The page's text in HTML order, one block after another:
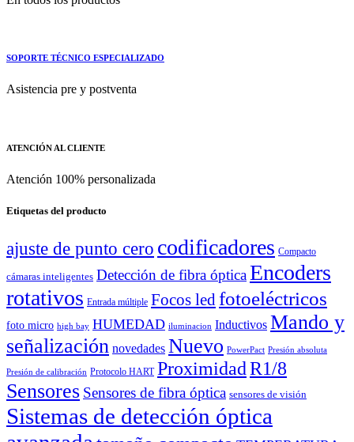
SOPORTE TÉCNICO ESPECIALIZADO
Asistencia pre y postventa
ATENCIÓN AL CLIENTE
Atención 100% personalizada
Etiquetas del producto
ajuste de punto cero codificadores Compacto
cámaras inteligentes Detección de fibra ópticaEncoders
rotativos Entrada múltiple Focos led fotoeléctricos
foto micro high bay HUMEDAD iluminacion Inductivos Mando y
señalización novedades Nuevo PowerPact Presión absoluta
Presión de calibración Protocolo HART ProximidadR1/8
Sensores Sensores de fibra óptica sensores de visión
Sistemas de detección óptica